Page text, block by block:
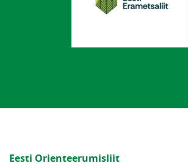
Eesti Orienteerumisliit